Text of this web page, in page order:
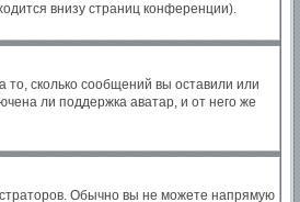
внизу страниц конференции).
то, сколько сообщений вы оставили или
ли поддержка аватар, и от него же
Обычно вы не можете напрямую